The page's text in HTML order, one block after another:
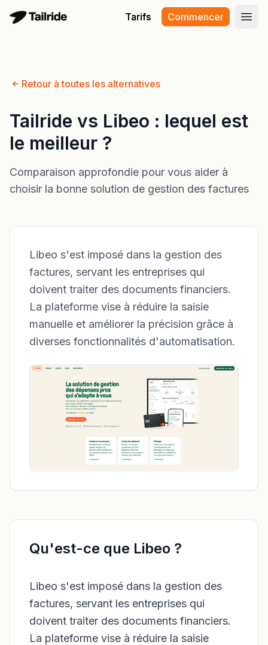
Tarifs Commencer
Tarifs Commencer
Retour à toutes les alternatives
Tailride vs Libeo : lequel est
le meilleur ?
Comparaison approfondie pour vous aider à
choisir la bonne solution de gestion des factures
Libeo s'est imposé dans la gestion des
factures, servant les entreprises qui
doivent traiter des documents financiers.
La plateforme vise à réduire la saisie
manuelle et améliorer la précision grâce à
diverses fonctionnalités d'automatisation.
Qu'est-ce que Libeo ?
Libeo s'est imposé dans la gestion des
factures, servant les entreprises qui
doivent traiter des documents financiers.
La plateforme vise à réduire la saisie